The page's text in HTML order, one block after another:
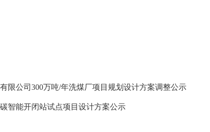
限公司300万吨/年洗煤厂项目规划设计方案调整公示
智能开闭站试点项目设计方案公示